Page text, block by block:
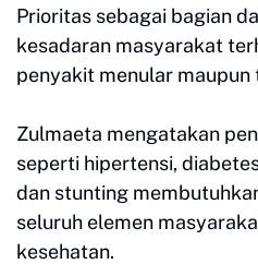
Prioritas sebagai bagian
kesadaran masyarakat
penyakit menular maupun
Zulmaeta mengatakan
seperti hipertensi,
dan stunting
seluruh elemen
kesehatan.